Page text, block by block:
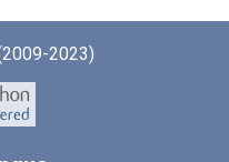
2023)